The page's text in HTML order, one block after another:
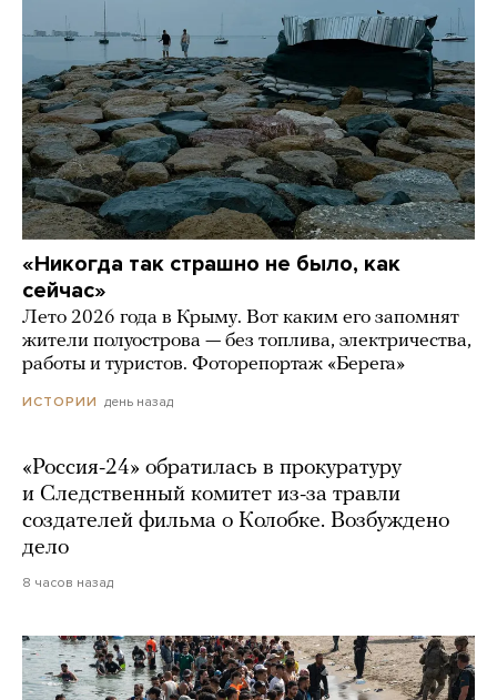
«Никогда так страшно не было, как
сейчас»
Лето 2026 года в Крыму. Вот каким его запомнят
жители полуострова — без топлива, электричества,
работы и туристов. Фоторепортаж «Берега»
ИСТОРИИ день назад
«Россия-24» обратилась в прокуратуру
и Следственный комитет из-за травли
создателей фильма о Колобке. Возбуждено
дело
8 часов назад